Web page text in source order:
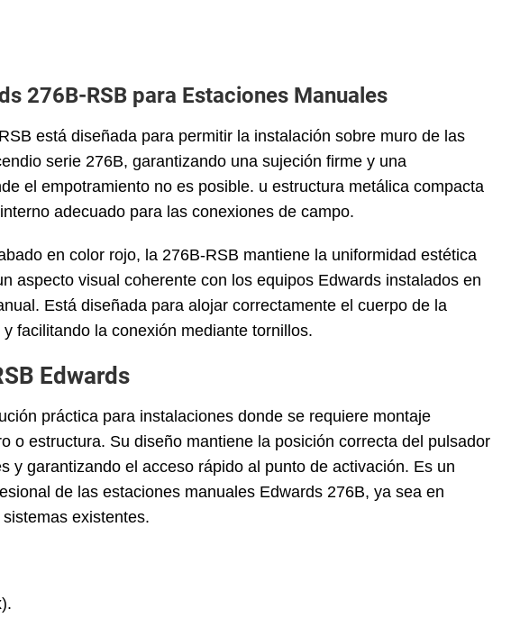
276B-RSB para Estaciones Manuales
está diseñada para permitir la instalación sobre muro de las
serie 276B, garantizando una sujeción firme y una
el empotramiento no es posible. u estructura metálica compacta
adecuado para las conexiones de campo.
en color rojo, la 276B-RSB mantiene la uniformidad estética
aspecto visual coherente con los equipos Edwards instalados en
Está diseñada para alojar correctamente el cuerpo de la
facilitando la conexión mediante tornillos.
Edwards
práctica para instalaciones donde se requiere montaje
o estructura. Su diseño mantiene la posición correcta del pulsador
y garantizando el acceso rápido al punto de activación. Es un
de las estaciones manuales Edwards 276B, ya sea en
existentes.